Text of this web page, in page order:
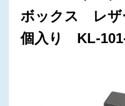
ボックス レザ
個入り KL-